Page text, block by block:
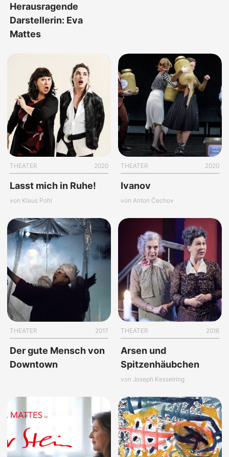
Herausragende
Darstellerin: Eva
Mattes
THEATER 2020
Lasst mich in Ruhe!
von Klaus Pohl
THEATER 2020
Ivanov
von Anton Čechov
THEATER 2017
Der gute Mensch von
Downtown
THEATER 2016
Arsen und
Spitzenhäubchen
von Joseph Kesselring